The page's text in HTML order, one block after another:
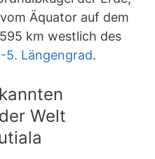
Äquator auf dem
595 km westlich des
-5. Längengrad.
Welt